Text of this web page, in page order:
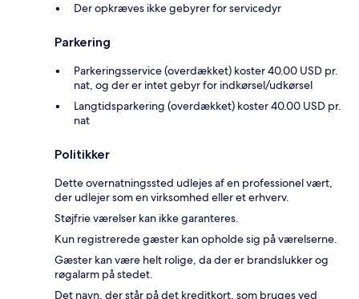
Der opkræves ikke gebyrer for servicedyr
Parkering
Parkeringsservice (overdækket) koster 40.00 USD pr.
nat, og der er intet gebyr for indkørsel/udkørsel
Langtidsparkering (overdækket) koster 40.00 USD pr.
nat
Politikker
Dette overnatningssted udlejes af en professionel vært,
der udlejer som en virksomhed eller et erhverv.
Støjfrie værelser kan ikke garanteres.
Kun registrerede gæster kan opholde sig på værelserne.
Gæster kan være helt rolige, da der er brandslukker og
røgalarm på stedet.
Det navn, der står på det kreditkort, som bruges ved